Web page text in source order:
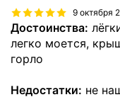
9 октября
Достоинства:
легко моется,
горло
Недостатки: не